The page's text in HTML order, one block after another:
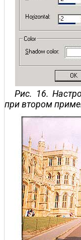
Рис. 16.
при втором